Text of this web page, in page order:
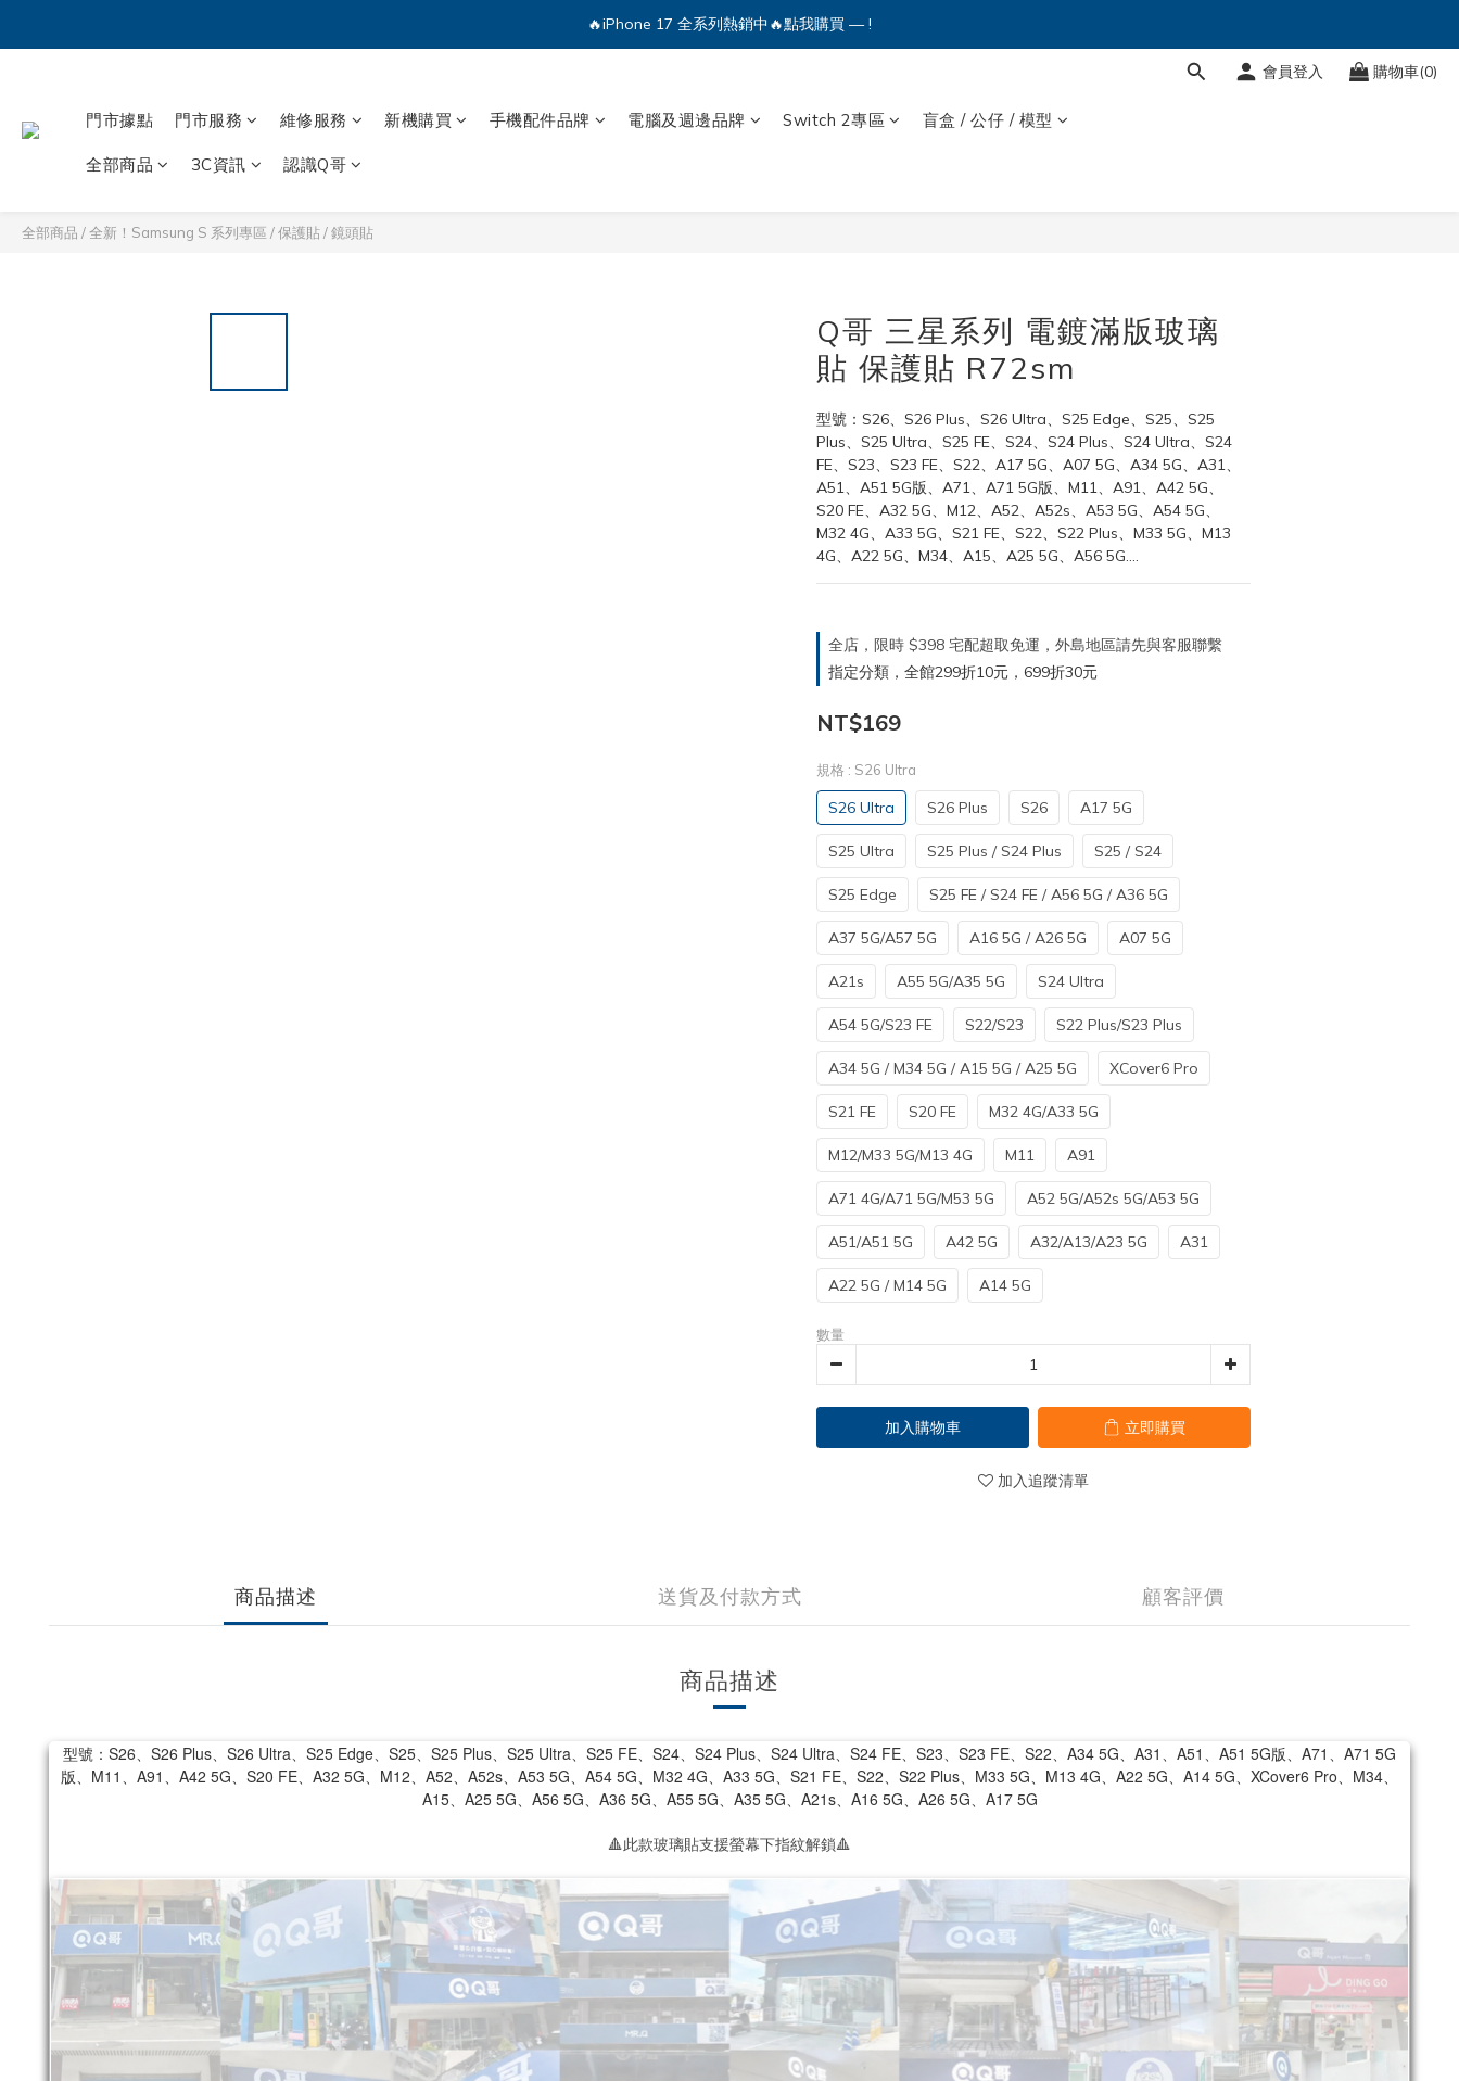
🔥iPhone 17 全系列熱銷中🔥點我購買 — !
🔥iPhone 17 全系列熱銷中🔥點我購買 — !
🔥iPhone 17 全系列熱銷中🔥點我購買 — !
會員登入 購物車(0)
門市據點 門市服務 維修服務 新機購買 手機配件品牌 電腦及週邊品牌 Switch 2專區 盲盒 / 公仔 / 模型
全部商品 3C資訊 認識Q哥
全部商品 /全新！Samsung S 系列專區 /保護貼 / 鏡頭貼
Q哥 三星系列 電鍍滿版玻璃
貼 保護貼 R72sm
型號：S26、S26 Plus、S26 Ultra、S25 Edge、S25、S25
Plus、S25 Ultra、S25 FE、S24、S24 Plus、S24 Ultra、S24
FE、S23、S23 FE、S22、A17 5G、A07 5G、A34 5G、A31、
A51、A51 5G版、A71、A71 5G版、M11、A91、A42 5G、
S20 FE、A32 5G、M12、A52、A52s、A53 5G、A54 5G、
M32 4G、A33 5G、S21 FE、S22、S22 Plus、M33 5G、M13
4G、A22 5G、M34、A15、A25 5G、A56 5G....
全店，限時 $398 宅配超取免運，外島地區請先與客服聯繫
指定分類，全館299折10元，699折30元
NT$169
規格 : S26 Ultra
S26 Ultra S26 Plus S26 A17 5G
S25 Ultra S25 Plus / S24 Plus S25 / S24
S25 Edge S25 FE / S24 FE / A56 5G / A36 5G
A37 5G/A57 5G A16 5G / A26 5G A07 5G
A21s A55 5G/A35 5G S24 Ultra
A54 5G/S23 FE S22/S23 S22 Plus/S23 Plus
A34 5G / M34 5G / A15 5G / A25 5G XCover6 Pro
S21 FE S20 FE M32 4G/A33 5G
M12/M33 5G/M13 4G M11 A91
A71 4G/A71 5G/M53 5G A52 5G/A52s 5G/A53 5G
A51/A51 5G A42 5G A32/A13/A23 5G A31
A22 5G / M14 5G A14 5G
數量
加入購物車 立即購買
加入追蹤清單
商品描述 送貨及付款方式 顧客評價
商品描述
型號：S26、S26 Plus、S26 Ultra、S25 Edge、S25、S25 Plus、S25 Ultra、S25 FE、S24、S24 Plus、S24 Ultra、S24 FE、S23、S23 FE、S22、A34 5G、A31、A51、A51 5G版、A71、A71 5G
版、M11、A91、A42 5G、S20 FE、A32 5G、M12、A52、A52s、A53 5G、A54 5G、M32 4G、A33 5G、S21 FE、S22、S22 Plus、M33 5G、M13 4G、A22 5G、A14 5G、XCover6 Pro、M34、
A15、A25 5G、A56 5G、A36 5G、A55 5G、A35 5G、A21s、A16 5G、A26 5G、A17 5G
🔺此款玻璃貼支援螢幕下指紋解鎖🔺